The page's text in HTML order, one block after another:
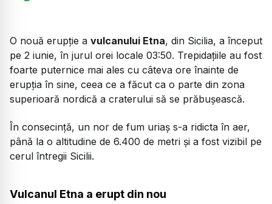
O nouă erupție a vulcanului Etna, din Sicilia, a început
pe 2 iunie, în jurul orei locale 03:50. Trepidațiile au fost
foarte puternice mai ales cu câteva ore înainte de
erupția în sine, ceea ce a făcut ca o parte din zona
superioară nordică a craterului să se prăbușească.
În consecință, un nor de fum uriaș s-a ridicta în aer,
până la o altitudine de 6.400 de metri și a fost vizibil pe
cerul întregii Sicilii.
Vulcanul Etna a erupt din nou